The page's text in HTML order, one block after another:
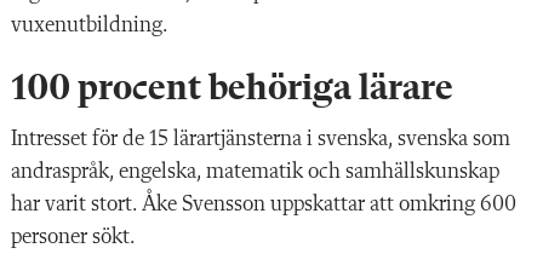
vuxenutbildning.
100 procent behöriga lärare
Intresset för de 15 lärartjänsterna i svenska, svenska som
andraspråk, engelska, matematik och samhällskunskap
har varit stort. Åke Svensson uppskattar att omkring 600
personer sökt.